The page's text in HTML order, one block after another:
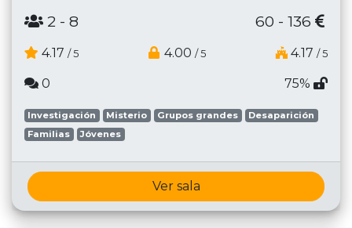
2 - 8 60 - 136
4.17 / 5 4.00 / 5 4.17 / 5
0 75%
Investigación Misterio Grupos grandes
Desaparición
Familias
Jóvenes
Ver sala